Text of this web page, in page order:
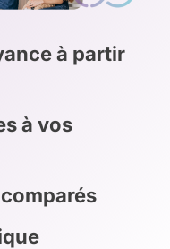
à partir
à vos